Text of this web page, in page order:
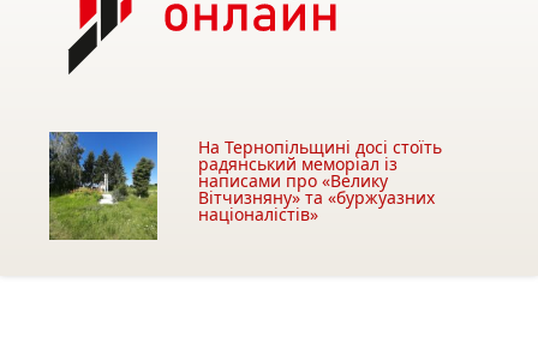
На Тернопільщині досі стоїть
радянський меморіал із
написами про «Велику
Вітчизняну» та «буржуазних
націоналістів»